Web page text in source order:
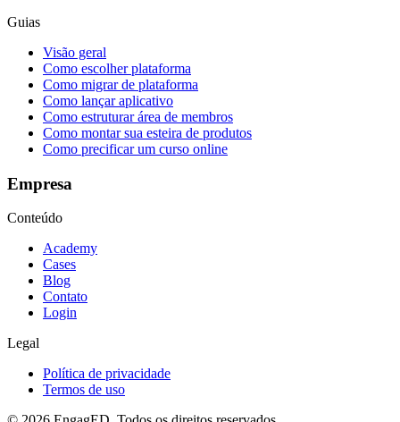
Guias
Visão geral
Como escolher plataforma
Como migrar de plataforma
Como lançar aplicativo
Como estruturar área de membros
Como montar sua esteira de produtos
Como precificar um curso online
Empresa
Conteúdo
Academy
Cases
Blog
Contato
Login
Legal
Política de privacidade
Termos de uso